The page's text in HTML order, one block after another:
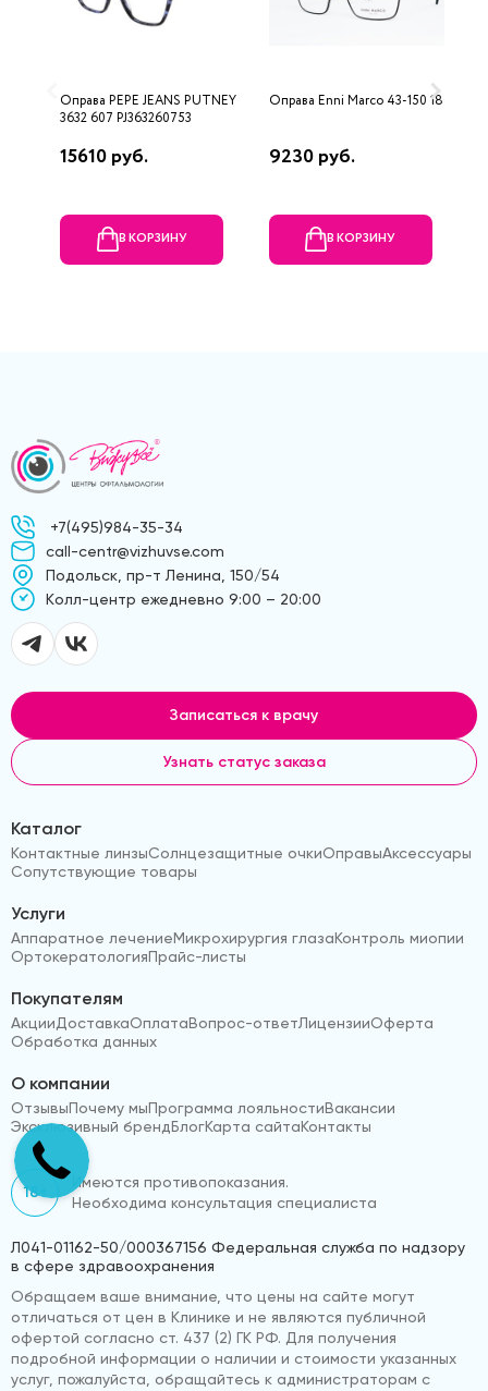
Оправа PEPE JEANS PUTNEY
3632 607 PJ363260753
15610 руб.
В КОРЗИНУ
Оправа Enni Marco 43-150 18
9230 руб.
В КОРЗИНУ
+7(495)984-35-34
call-centr@vizhuvse.com
Подольск, пр-т Ленина, 150/54
Kолл-центр ежедневно 9:00 – 20:00
Записаться к врачу
Узнать статус заказа
Каталог
Контактные линзыСолнцезащитные очкиОправыАксессуары
Сопутствующие товары
Услуги
Аппаратное лечениеМикрохирургия глазаКонтроль миопии
ОртокератологияПрайс-листы
Покупателям
АкцииДоставкаОплатаВопрос-ответЛицензииОферта
Обработка данных
О компании
ОтзывыПочему мыПрограмма лояльностиВакансии
Эксклюзивный брендБлогКарта сайтаКонтакты
18+
Имеются противопоказания.
Необходима консультация специалиста
Л041-01162-50/000367156 Федеральная служба по надзору
в сфере здравоохранения
Обращаем ваше внимание, что цены на сайте могут
отличаться от цен в Клинике и не являются публичной
офертой согласно ст. 437 (2) ГК РФ. Для получения
подробной информации о наличии и стоимости указанных
услуг, пожалуйста, обращайтесь к администраторам с